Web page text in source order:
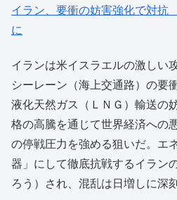
イラン、要衝の妨害強化で対抗
に
イランは米イスラエルの激しい
シーレーン（海上交通路）の要
液化天然ガス（ＬＮＧ）輸送の
格の高騰を通じて世界経済への
の停戦圧力を強める狙いだ。エ
器」にして徹底抗戦するイラン
ろう）され、混乱は日増しに深